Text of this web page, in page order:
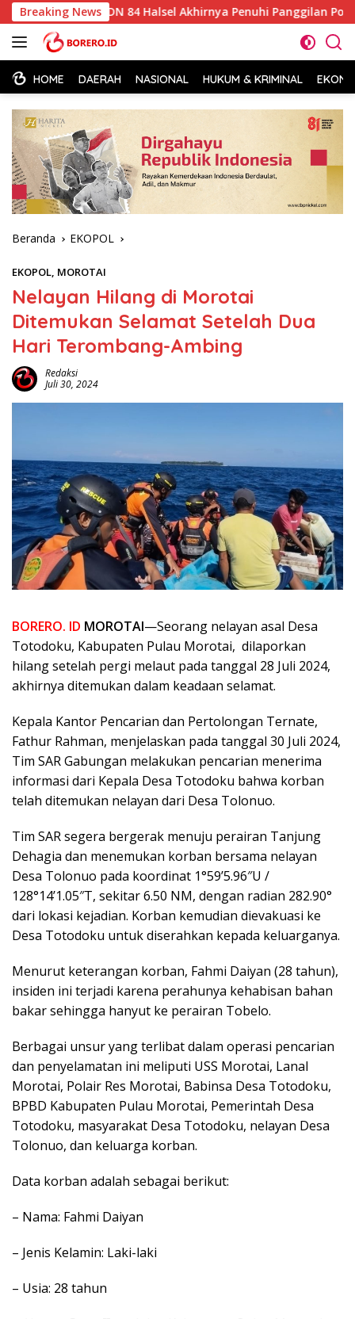
Langsung
ke
konten
Breaking News
SDN 84 Halsel Akhirnya Penuhi Panggilan Polisi
HOME DAERAH NASIONAL HUKUM & KRIMINAL
Beranda EKOPOL
EKOPOL, MOROTAI
Nelayan Hilang di Morotai
Ditemukan Selamat Setelah Dua
Hari Terombang-Ambing
Redaksi
Juli 30, 2024
BORERO. ID MOROTAI—Seorang nelayan asal Desa
Totodoku, Kabupaten Pulau Morotai, dilaporkan
hilang setelah pergi melaut pada tanggal 28 Juli 2024,
akhirnya ditemukan dalam keadaan selamat.
Kepala Kantor Pencarian dan Pertolongan Ternate,
Fathur Rahman, menjelaskan pada tanggal 30 Juli 2024,
Tim SAR Gabungan melakukan pencarian menerima
informasi dari Kepala Desa Totodoku bahwa korban
telah ditemukan nelayan dari Desa Tolonuo.
Tim SAR segera bergerak menuju perairan Tanjung
Dehagia dan menemukan korban bersama nelayan
Desa Tolonuo pada koordinat 1°59’5.96″U /
128°14’1.05″T, sekitar 6.50 NM, dengan radian 282.90°
dari lokasi kejadian. Korban kemudian dievakuasi ke
Desa Totodoku untuk diserahkan kepada keluarganya.
Menurut keterangan korban, Fahmi Daiyan (28 tahun),
insiden ini terjadi karena perahunya kehabisan bahan
bakar sehingga hanyut ke perairan Tobelo.
Berbagai unsur yang terlibat dalam operasi pencarian
dan penyelamatan ini meliputi USS Morotai, Lanal
Morotai, Polair Res Morotai, Babinsa Desa Totodoku,
BPBD Kabupaten Pulau Morotai, Pemerintah Desa
Totodoku, masyarakat Desa Totodoku, nelayan Desa
Tolonuo, dan keluarga korban.
Data korban adalah sebagai berikut:
– Nama: Fahmi Daiyan
– Jenis Kelamin: Laki-laki
– Usia: 28 tahun